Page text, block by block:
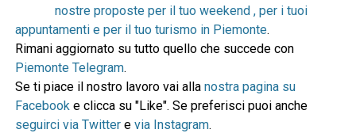
nostre proposte per il tuo weekend , per i tuoi
appuntamenti e per il tuo turismo in Piemonte.
Rimani aggiornato su tutto quello che succede con
Piemonte Telegram.
Se ti piace il nostro lavoro vai alla nostra pagina su
Facebook e clicca su "Like". Se preferisci puoi anche
seguirci via Twittere via Instagram.